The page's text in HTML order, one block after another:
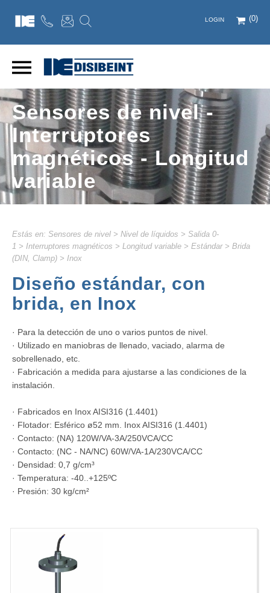
(0)
LOGIN
Sensores de nivel -
Interruptores
magnéticos - Longitud
variable
Estás en: Sensores de nivel > Nivel de líquidos > Salida 0-
1 > Interruptores magnéticos > Longitud variable > Estándar> Brida
(DIN, Clamp) > Inox
Diseño estándar, con
brida, en Inox
· Para la detección de uno o varios puntos de nivel.
· Utilizado en maniobras de llenado, vaciado, alarma de
sobrellenado, etc.
· Fabricación a medida para ajustarse a las condiciones de la
instalación.
· Fabricados en Inox AISI316 (1.4401)
· Flotador: Esférico ø52 mm. Inox AISI316 (1.4401)
· Contacto: (NA) 120W/VA-3A/250VCA/CC
· Contacto: (NC - NA/NC) 60W/VA-1A/230VCA/CC
· Densidad: 0,7 g/cm³
· Temperatura: -40..+125ºC
· Presión: 30 kg/cm²